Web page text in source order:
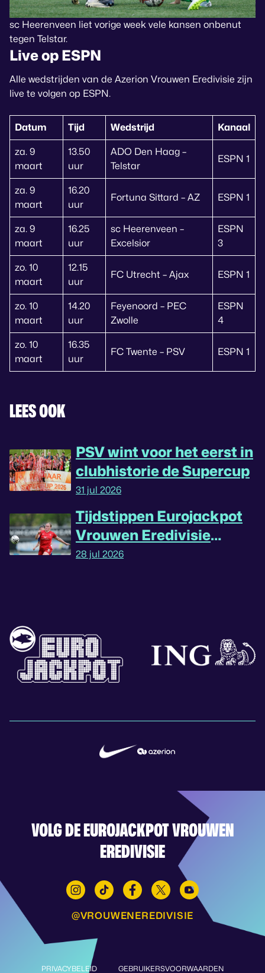
sc Heerenveen liet vorige week vele kansen onbenut
tegen Telstar.
Live op ESPN
Alle wedstrijden van de Azerion Vrouwen Eredivisie zijn
live te volgen op ESPN.
Datum Tijd Wedstrijd Kanaal
za. 9
maart
13.50
uur
ADO Den Haag –
Telstar
ESPN 1
za. 9
maart
16.20
uur
Fortuna Sittard – AZ ESPN 1
za. 9
maart
16.25
uur
sc Heerenveen –
Excelsior
ESPN
3
zo. 10
maart
12.15
uur
FC Utrecht – Ajax ESPN 1
zo. 10
maart
14.20
uur
Feyenoord – PEC
Zwolle
ESPN
4
zo. 10
maart
16.35
uur
FC Twente – PSV ESPN 1
LEES OOK
PSV wint voor het eerst in
clubhistorie de Supercup
31 jul 2026
Tijdstippen Eurojackpot
Vrouwen Eredivisie
omgedraaid
28 jul 2026
VOLG DE EUROJACKPOT VROUWEN
EREDIVISIE
@VROUWENEREDIVISIE
PRIVACYBELEID GEBRUIKERSVOORWAARDEN